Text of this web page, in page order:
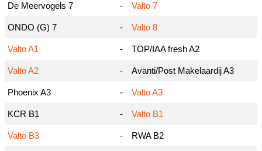
De Meervogels 7 - Valto 7
ONDO (G) 7 - Valto 8
Valto A1 - TOP/IAA fresh A2
Valto A2 - Avanti/Post Makelaardij A3
Phoenix A3 - Valto A3
KCR B1 - Valto B1
Valto B3 - RWA B2